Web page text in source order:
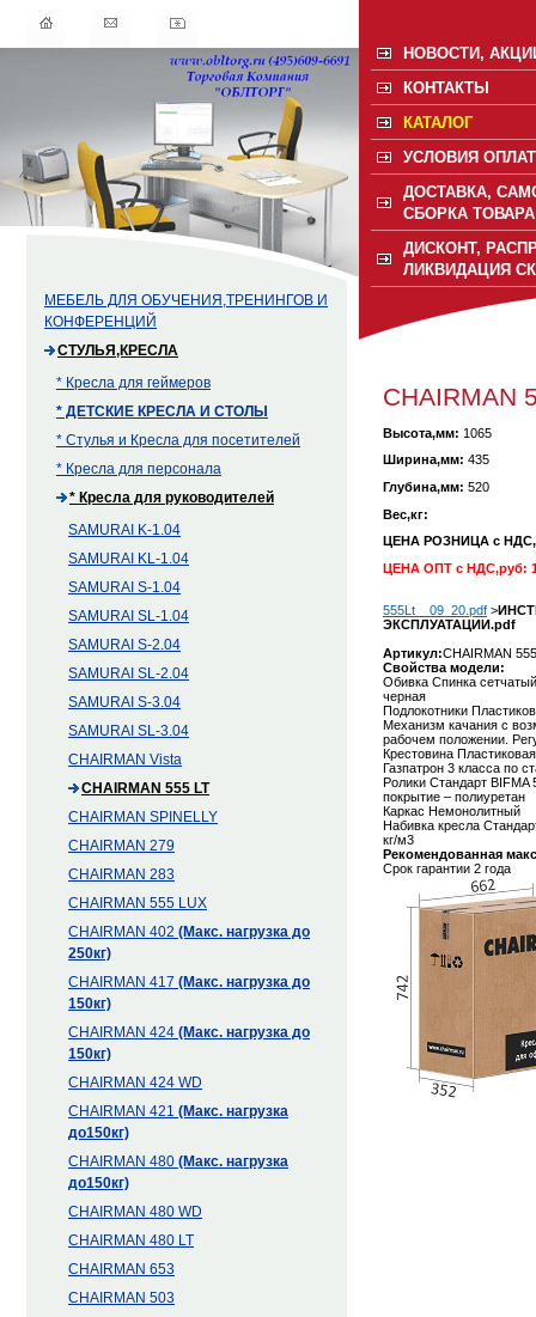
МЕБЕЛЬ ДЛЯ ОБУЧЕНИЯ,ТРЕНИНГОВ И
КОНФЕРЕНЦИЙ
СТУЛЬЯ,КРЕСЛА
* Кресла для геймеров
* ДЕТСКИЕ КРЕСЛА И СТОЛЫ
* Стулья и Кресла для посетителей
* Кресла для персонала
* Кресла для руководителей
SAMURAI K-1.04
SAMURAI KL-1.04
SAMURAI S-1.04
SAMURAI SL-1.04
SAMURAI S-2.04
SAMURAI SL-2.04
SAMURAI S-3.04
SAMURAI SL-3.04
CHAIRMAN Vista
CHAIRMAN 555 LT
CHAIRMAN SPINELLY
CHAIRMAN 279
CHAIRMAN 283
CHAIRMAN 555 LUX
CHAIRMAN 402 (Макс. нагрузка до
250кг)
CHAIRMAN 417 (Макс. нагрузка до
150кг)
CHAIRMAN 424 (Макс. нагрузка до
150кг)
CHAIRMAN 424 WD
CHAIRMAN 421 (Макс. нагрузка
до150кг)
CHAIRMAN 480 (Макс. нагрузка
до150кг)
CHAIRMAN 480 WD
CHAIRMAN 480 LT
CHAIRMAN 653
CHAIRMAN 503
НОВОСТИ,
КОНТАКТЫ
КАТАЛОГ
УСЛОВИЯ
ДОСТАВКА,
СБОРКА ТОВАРА
ДИСКОНТ,
ЛИКВИДАЦИЯ
CHAIRMAN
Высота,мм: 1065
Ширина,мм: 435
Глубина,мм: 520
Вес,кг:
ЦЕНА РОЗНИЦА с
ЦЕНА ОПТ с НДС,руб:
555Lt__09_20.pdf >
ЭКСПЛУАТАЦИИ.pdf
Артикул:CHAIRMAN
Cвойства модели:
Обивка Спинка
черная
Подлокотники
Механизм качания с
рабочем положении.
Крестовина Пластиковая
Газпатрон 3 класса по
Ролики Стандарт
покрытие – полиуретан
Каркас Немонолитный
Набивка кресла
кг/м3
Рекомендованная
Срок гарантии 2 года